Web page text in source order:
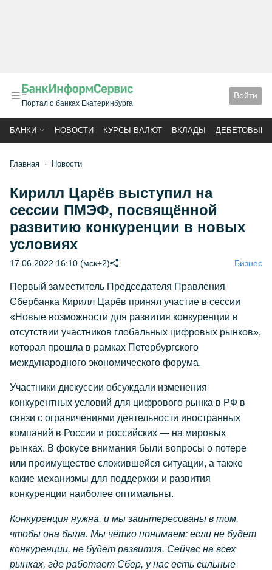
Портал о банках Екатеринбурга
Войти
БАНКИ НОВОСТИ КУРСЫ ВАЛЮТ ВКЛАДЫ ДЕБЕТОВЫЕ
Главная Новости
Кирилл Царёв выступил на
сессии ПМЭФ, посвящённой
развитию конкуренции в новых
условиях
17.06.2022 16:10 (мск+2) Бизнес
Первый заместитель Председателя Правления
Сбербанка Кирилл Царёв принял участие в сессии
«Новые возможности для развития конкуренции в
отсутствии участников глобальных цифровых рынков»,
которая прошла в рамках Петербургского
международного экономического форума.
Участники дискуссии обсуждали изменения
конкурентных условий для цифрового рынка в РФ в
связи с ограничениями деятельности иностранных
компаний в России и российских — на мировых
рынках. В фокусе внимания были вопросы о потере
или преимуществе сложившейся ситуации, а также
какие механизмы для поддержки и развития
конкуренции наиболее оптимальны.
Конкуренция нужна, и мы заинтересованы в том,
чтобы она была. Мы чётко понимаем: если не будет
конкуренции, не будет развития. Сейчас на всех
рынках, где работает Сбер, у нас есть сильные